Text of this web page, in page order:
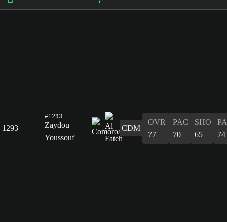
1293
#1293
Zaydou
Youssouf
CDM
OVR
77
PAC
70
SHO
65
74